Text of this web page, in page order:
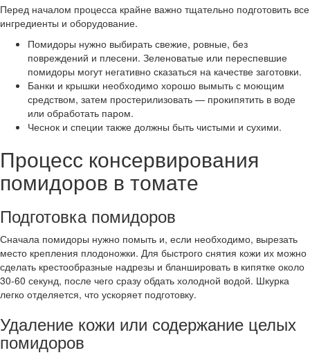
Перед началом процесса крайне важно тщательно подготовить все
ингредиенты и оборудование.
Помидоры нужно выбирать свежие, ровные, без
повреждений и плесени. Зеленоватые или переспевшие
помидоры могут негативно сказаться на качестве заготовки.
Банки и крышки необходимо хорошо вымыть с моющим
средством, затем простерилизовать — прокипятить в воде
или обработать паром.
Чеснок и специи также должны быть чистыми и сухими.
Процесс консервирования
помидоров в томате
Подготовка помидоров
Сначала помидоры нужно помыть и, если необходимо, вырезать
место крепления плодоножки. Для быстрого снятия кожи их можно
сделать крестообразные надрезы и бланшировать в кипятке около
30-60 секунд, после чего сразу обдать холодной водой. Шкурка
легко отделяется, что ускоряет подготовку.
Удаление кожи или содержание целых
помидоров